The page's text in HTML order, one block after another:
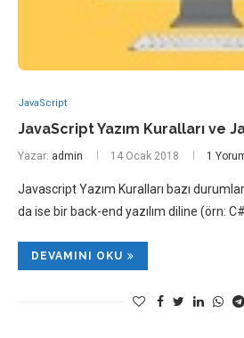
JavaScript
JavaScript Yazım Kuralları ve
Yazar: admin 14 Ocak 2018 1
Javascript Yazım Kuralları bazı
da ise bir back-end yazılım diline (örn:
DEVAMINI OKU